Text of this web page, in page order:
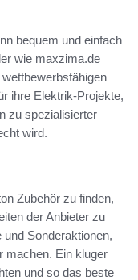
bequem und einfach
wie maxzima.de
ihre Elektrik-Projekte,
zu spezialisierter
wird.
Zubehör zu finden,
der Anbieter zu
Sonderaktionen,
machen. Ein kluger
und so das beste